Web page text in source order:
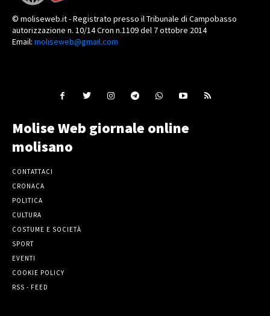
© moliseweb.it - Registrato presso il Tribunale di Campobasso
autorizzazione n. 10/14 Cron n.1109 del 7 ottobre 2014
Email: moliseweb@gmail.com
Molise Web giornale online
molisano
CONTATTACI
CRONACA
POLITICA
CULTURA
COSTUME E SOCIETÀ
SPORT
EVENTI
COOKIE POLICY
RSS - FEED